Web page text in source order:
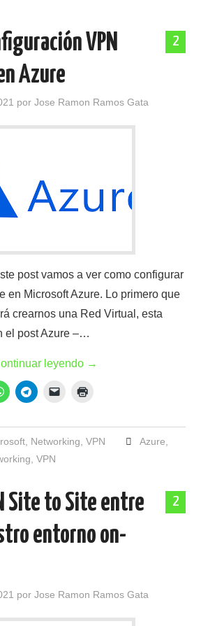
2
VPN
Azure
porJose Ramon Ramos Gata
post vamos a ver como configurar
en Microsoft Azure. Lo primero que
crearnos una Red Virtual, esta
el post Azure –…
leyendo →
, Networking VPN Azure
,VPN
2
Site to Site entre
entorno on-
porJose Ramon Ramos Gata